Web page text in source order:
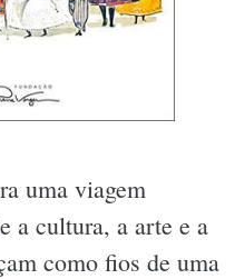
uma viagem
a cultura, a arte e a
como fios de uma